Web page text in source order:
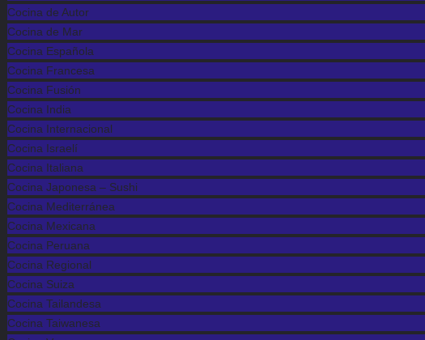
Cocina de Autor
Cocina de Mar
Cocina Española
Cocina Francesa
Cocina Fusión
Cocina India
Cocina Internacional
Cocina Israelí
Cocina Italiana
Cocina Japonesa – Sushi
Cocina Mediterránea
Cocina Mexicana
Cocina Peruana
Cocina Regional
Cocina Suiza
Cocina Tailandesa
Cocina Taiwanesa